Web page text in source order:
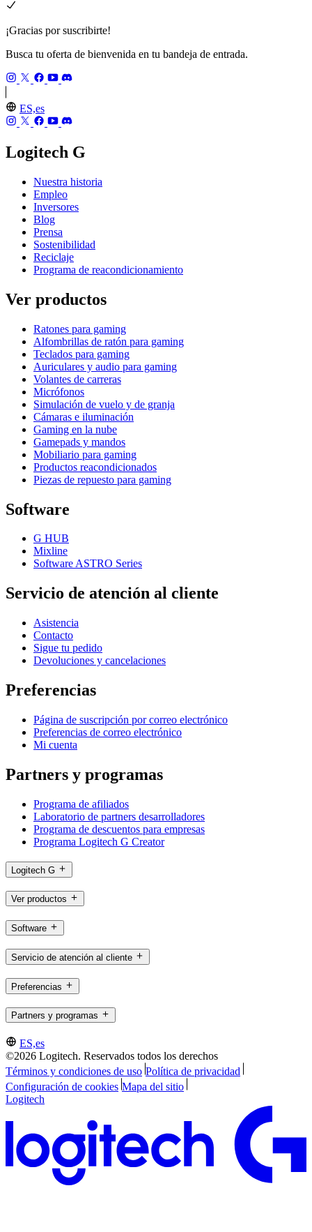
¡Gracias por suscribirte!
Busca tu oferta de bienvenida en tu bandeja de entrada.
ES,es
Logitech G
Nuestra historia
Empleo
Inversores
Blog
Prensa
Sostenibilidad
Reciclaje
Programa de reacondicionamiento
Ver productos
Ratones para gaming
Alfombrillas de ratón para gaming
Teclados para gaming
Auriculares y audio para gaming
Volantes de carreras
Micrófonos
Simulación de vuelo y de granja
Cámaras e iluminación
Gaming en la nube
Gamepads y mandos
Mobiliario para gaming
Productos reacondicionados
Piezas de repuesto para gaming
Software
G HUB
Mixline
Software ASTRO Series
Servicio de atención al cliente
Asistencia
Contacto
Sigue tu pedido
Devoluciones y cancelaciones
Preferencias
Página de suscripción por correo electrónico
Preferencias de correo electrónico
Mi cuenta
Partners y programas
Programa de afiliados
Laboratorio de partners desarrolladores
Programa de descuentos para empresas
Programa Logitech G Creator
Logitech G
Ver productos
Software
Servicio de atención al cliente
Preferencias
Partners y programas
ES,es
©2026 Logitech. Reservados todos los derechos
Términos y condiciones de uso Política de privacidad
Configuración de cookies Mapa del sitio
Logitech